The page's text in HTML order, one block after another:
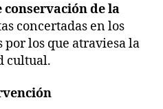
de la
concertadas en los
los que atraviesa la
cultual.